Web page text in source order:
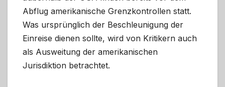
Abflug amerikanische Grenzkontrollen statt.
Was ursprünglich der Beschleunigung der
Einreise dienen sollte, wird von Kritikern auch
als Ausweitung der amerikanischen
Jurisdiktion betrachtet.